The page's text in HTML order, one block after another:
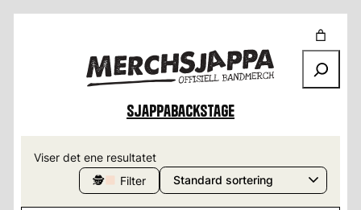
SjappaBackstage
Viser det ene resultatet
🕵
Filter